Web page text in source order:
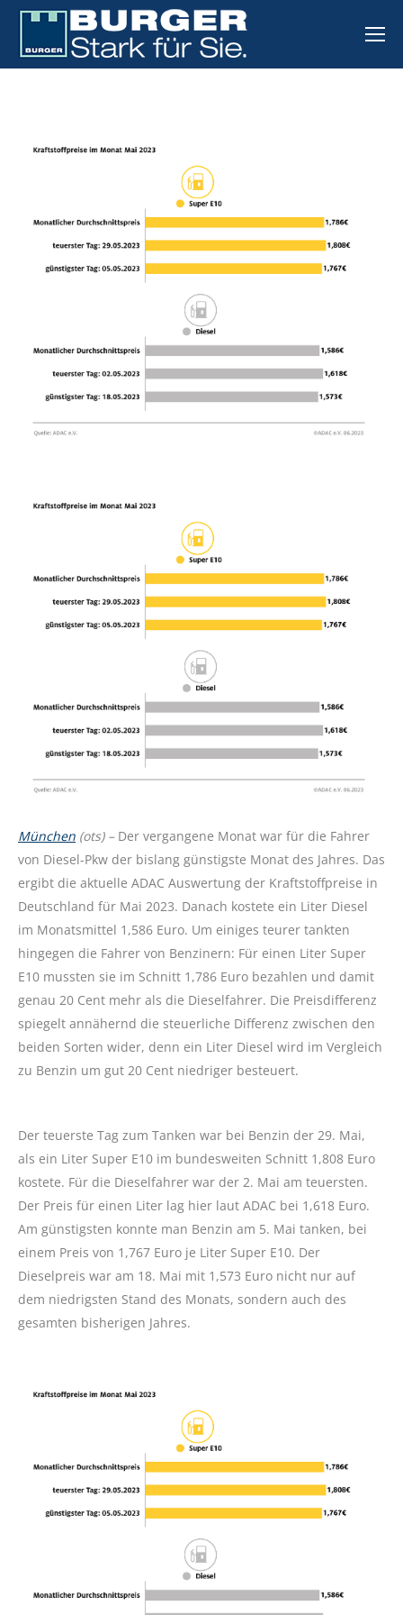
München (ots) – Der vergangene Monat war für die Fahrer
von Diesel-Pkw der bislang günstigste Monat des Jahres. Das
ergibt die aktuelle ADAC Auswertung der Kraftstoffpreise in
Deutschland für Mai 2023. Danach kostete ein Liter Diesel
im Monatsmittel 1,586 Euro. Um einiges teurer tankten
hingegen die Fahrer von Benzinern: Für einen Liter Super
E10 mussten sie im Schnitt 1,786 Euro bezahlen und damit
genau 20 Cent mehr als die Dieselfahrer. Die Preisdifferenz
spiegelt annähernd die steuerliche Differenz zwischen den
beiden Sorten wider, denn ein Liter Diesel wird im Vergleich
zu Benzin um gut 20 Cent niedriger besteuert.
Der teuerste Tag zum Tanken war bei Benzin der 29. Mai,
als ein Liter Super E10 im bundesweiten Schnitt 1,808 Euro
kostete. Für die Dieselfahrer war der 2. Mai am teuersten.
Der Preis für einen Liter lag hier laut ADAC bei 1,618 Euro.
Am günstigsten konnte man Benzin am 5. Mai tanken, bei
einem Preis von 1,767 Euro je Liter Super E10. Der
Dieselpreis war am 18. Mai mit 1,573 Euro nicht nur auf
dem niedrigsten Stand des Monats, sondern auch des
gesamten bisherigen Jahres.